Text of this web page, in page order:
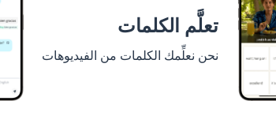
تعلَّم الكلمات
نحن نعلِّمك الكلمات من الفيديوهات